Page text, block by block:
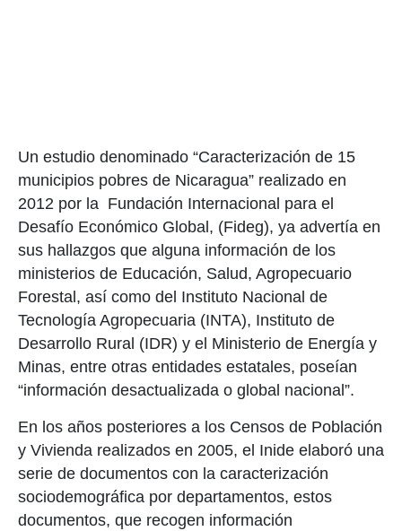
Un estudio denominado “Caracterización de 15
municipios pobres de Nicaragua” realizado en
2012 por la Fundación Internacional para el
Desafío Económico Global, (Fideg), ya advertía en
sus hallazgos que alguna información de los
ministerios de Educación, Salud, Agropecuario
Forestal, así como del Instituto Nacional de
Tecnología Agropecuaria (INTA), Instituto de
Desarrollo Rural (IDR) y el Ministerio de Energía y
Minas, entre otras entidades estatales, poseían
“información desactualizada o global nacional”.
En los años posteriores a los Censos de Población
y Vivienda realizados en 2005, el Inide elaboró una
serie de documentos con la caracterización
sociodemográfica por departamentos, estos
documentos, que recogen información